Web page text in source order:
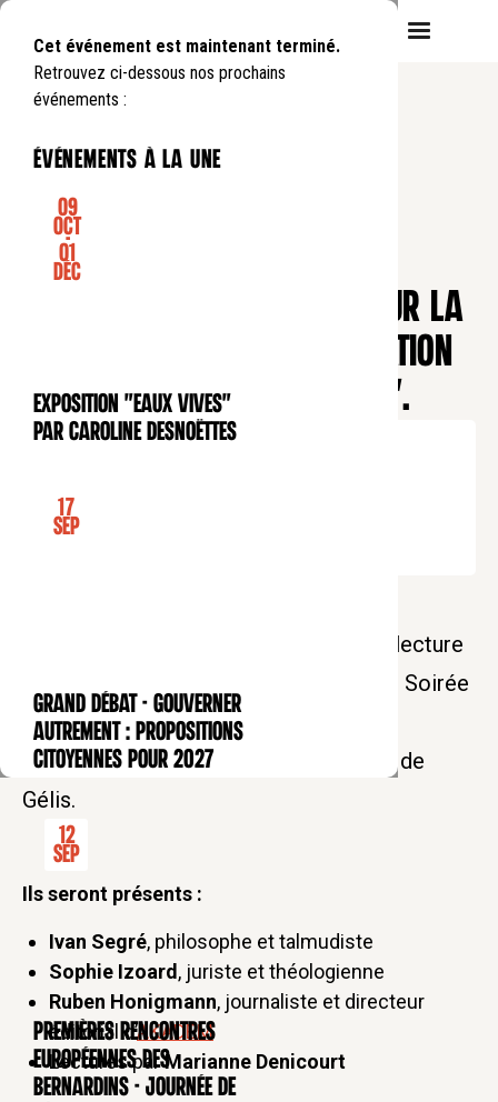
Cet événement est maintenant terminé.
Retrouvez ci-dessous nos prochains
événements :
événements à la une
EXPOSITION
09
Oct
-
01
Déc
Exposition "Eaux Vives"
par Caroline Desnoëttes
CONFÉRENCE
17
Sep
GRAND DÉBAT - Gouverner
autrement : propositions
citoyennes pour 2027
CONFÉRENCE
12
Sep
Premières rencontres
européennes des
Bernardins - Journée de
CONFÉRENCE
DIALOGUE JUDÉO-CHRÉTIEN SUR LA
CRISE ÉCOLOGIQUE. PRÉSENTATION
DU LIVRE "LA TERRE CÉLESTE".
Jeudi 11
.
06de19:00 à22:00
Réservation obligatoire
Tarif soutien : 15€
traditions, juives et chrétiennes, sur la lecture
de la Bible à l'heure de l'Anthropocène. Soirée
de présentation de l'ouvrage "La Terre
Céleste" de Camille de Toledo et Olric de
Gélis.
Ils seront présents :
Ivan Segré, philosophe et talmudiste
Sophie Izoard , juriste et théologienne
Ruben Honigmann, journaliste et directeur
éditorial d’AKADEM
Lectures parMarianne Denicourt